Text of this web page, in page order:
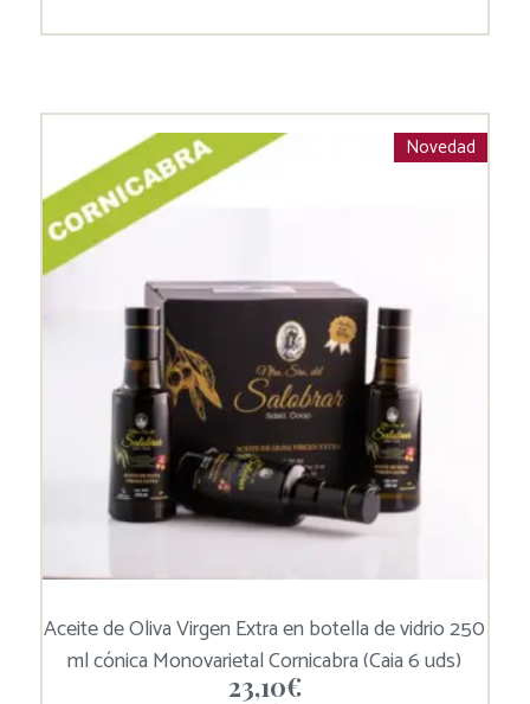
Novedad
Aceite de Oliva Virgen Extra en botella de vidrio 250
ml cónica Monovarietal Cornicabra (Caja 6 uds)
23,10€